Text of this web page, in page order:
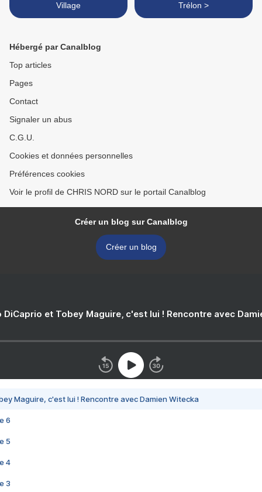
Village
Trélon >
Hébergé par Canalblog
Top articles
Pages
Contact
Signaler un abus
C.G.U.
Cookies et données personnelles
Préférences cookies
Voir le profil de CHRIS NORD sur le portail Canalblog
Créer un blog sur Canalblog
Créer un blog
DiCaprio et Tobey Maguire, c'est lui ! Rencontre avec
Maguire, c'est lui ! Rencontre avec Damien Witecka
6
5
4
3